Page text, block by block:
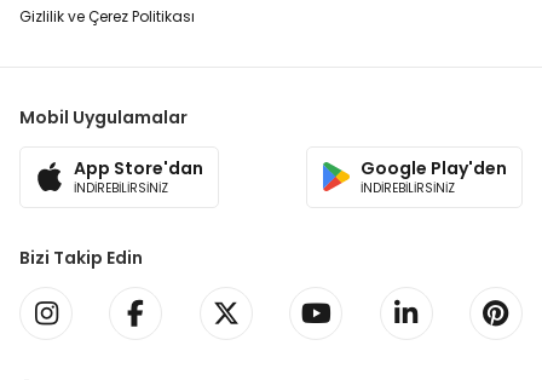
Gizlilik ve Çerez Politikası
Mobil Uygulamalar
App Store'dan
İNDİREBİLİRSİNİZ
Google Play'den
İNDİREBİLİRSİNİZ
Bizi Takip Edin